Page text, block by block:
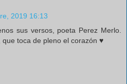
2019 16:13
sus versos, poeta Perez Merlo.
toca de pleno el corazón ♥